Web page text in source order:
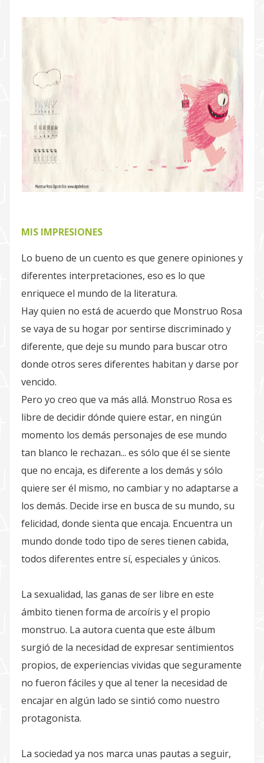
MIS IMPRESIONES
Lo bueno de un cuento es que genere opiniones y
diferentes interpretaciones, eso es lo que
enriquece el mundo de la literatura.
Hay quien no está de acuerdo que Monstruo Rosa
se vaya de su hogar por sentirse discriminado y
diferente, que deje su mundo para buscar otro
donde otros seres diferentes habitan y darse por
vencido.
Pero yo creo que va más allá. Monstruo Rosa es
libre de decidir dónde quiere estar, en ningún
momento los demás personajes de ese mundo
tan blanco le rechazan... es sólo que él se siente
que no encaja, es diferente a los demás y sólo
quiere ser él mismo, no cambiar y no adaptarse a
los demás. Decide irse en busca de su mundo, su
felicidad, donde sienta que encaja. Encuentra un
mundo donde todo tipo de seres tienen cabida,
todos diferentes entre sí, especiales y únicos.
La sexualidad, las ganas de ser libre en este
ámbito tienen forma de arcoíris y el propio
monstruo. La autora cuenta que este álbum
surgió de la necesidad de expresar sentimientos
propios, de experiencias vividas que seguramente
no fueron fáciles y que al tener la necesidad de
encajar en algún lado se sintió como nuestro
protagonista.
La sociedad ya nos marca unas pautas a seguir,